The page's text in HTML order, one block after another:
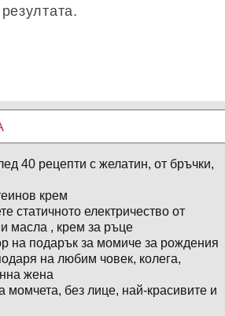
40 рецепти с желатин, от бръчки,
крем
статичното електричество от
масла , крем за ръце
на подарък за момиче за рождения
на любим човек, колега,
жена
момчета, без лице, най-красивите и